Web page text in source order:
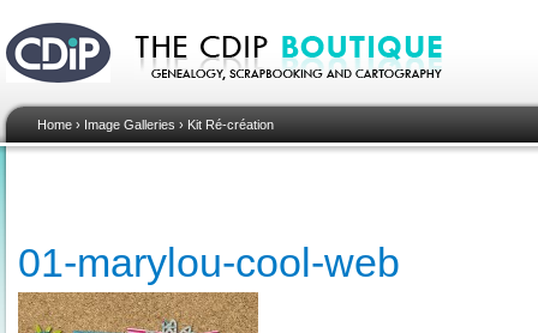
Home › Image Galleries › Kit Ré-création
01-marylou-cool-web